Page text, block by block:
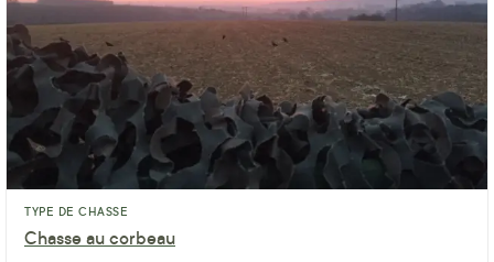
TYPE DE CHASSE
Chasse au corbeau